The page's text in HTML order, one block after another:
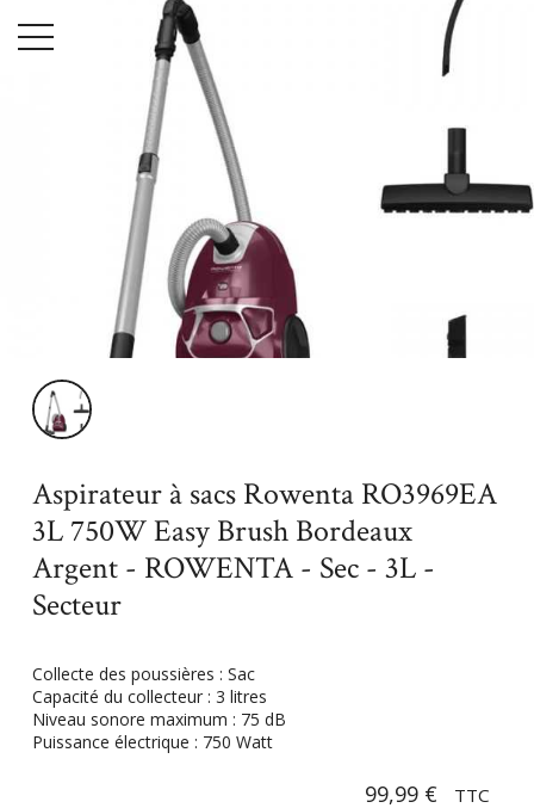
Accueil
Bordeaux Argent - ROWENTA - Sec - 3L - Secteur
Aspirateur à sacs Rowenta RO3969EA
3L 750W Easy Brush Bordeaux
Argent - ROWENTA - Sec - 3L -
Secteur
Collecte des poussières : Sac
Capacité du collecteur : 3 litres
Niveau sonore maximum : 75 dB
Puissance électrique : 750 Watt
99,99 € TTC